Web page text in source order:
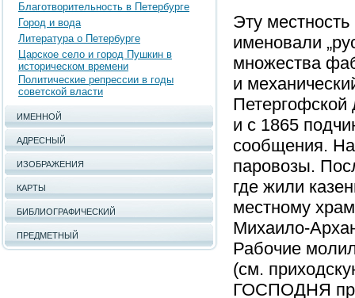
Благотворительность в Петербурге
Город и вода
Литература о Петербурге
Царское село и город Пушкин в
историческом времени
Политические репрессии в годы
советской власти
ИМЕННОЙ
АДРЕСНЫЙ
ИЗОБРАЖЕНИЯ
КАРТЫ
БИБЛИОГРАФИЧЕСКИЙ
ПРЕДМЕТНЫЙ
Эту
именовали
множества
и
Петергофской
и с 1865
сообщения.
паровозы.
где жили
местному
Михаило-
Рабочие
(см.
ГОСПОДНЯ